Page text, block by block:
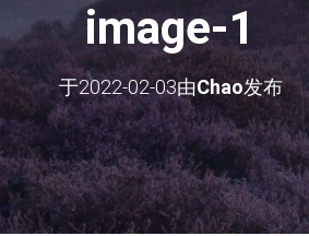
image-1
于2022-02-03由Chao发布